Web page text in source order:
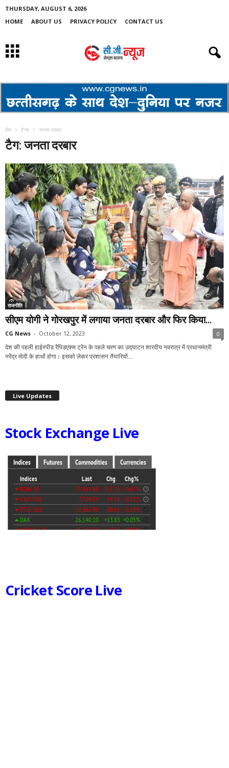
THURSDAY, AUGUST 6, 2026
HOME
ABOUT US PRIVACY POLICY CONTACT US
होम टैग्स जनता दरबार
टैग: जनता दरबार
राजनीति
सीएम योगी ने गोरखपुर में लगाया जनता दरबार और फिर किया...
CG News - October 12, 2023 0
देश की पहली हाईस्पीड रैपिडएक्स ट्रेन के पहले चरण का उद्घाटन शारदीय नवरात्र में प्रधानमंत्री
नरेंद्र मोदी के हाथों होगा। इसको लेकर प्रशासन तैयारियों...
Live Updates
Stock Exchange Live
Cricket Score Live